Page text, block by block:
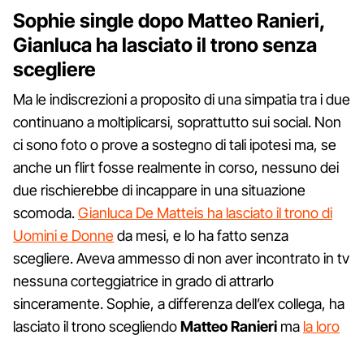
Sophie single dopo Matteo Ranieri,
Gianluca ha lasciato il trono senza
scegliere
Ma le indiscrezioni a proposito di una simpatia tra i due
continuano a moltiplicarsi, soprattutto sui social. Non
ci sono foto o prove a sostegno di tali ipotesi ma, se
anche un flirt fosse realmente in corso, nessuno dei
due rischierebbe di incappare in una situazione
scomoda.Gianluca De Matteis ha lasciato il trono di
Uomini e Donneda mesi, e lo ha fatto senza
scegliere. Aveva ammesso di non aver incontrato in tv
nessuna corteggiatrice in grado di attrarlo
sinceramente. Sophie, a differenza dell’ex collega, ha
lasciato il trono scegliendoMatteo Ranieri ma la loro